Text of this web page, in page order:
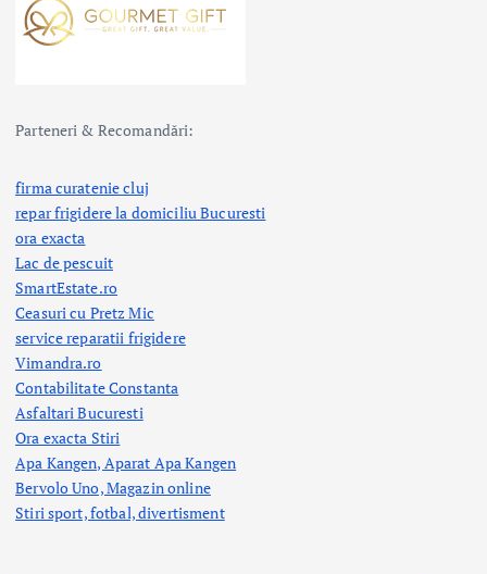
Parteneri & Recomandări:
firma curatenie cluj
repar frigidere la domiciliu Bucuresti
ora exacta
Lac de pescuit
SmartEstate.ro
Ceasuri cu Pretz Mic
service reparatii frigidere
Vimandra.ro
Contabilitate Constanta
Asfaltari Bucuresti
Ora exacta Stiri
Apa Kangen, Aparat Apa Kangen
Bervolo Uno, Magazin online
Stiri sport, fotbal,divertisment